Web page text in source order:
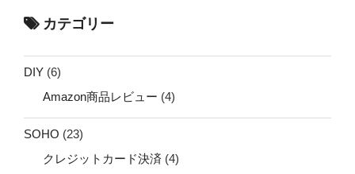
カテゴリー
DIY (6)
Amazon商品レビュー (4)
SOHO (23)
クレジットカード決済 (4)